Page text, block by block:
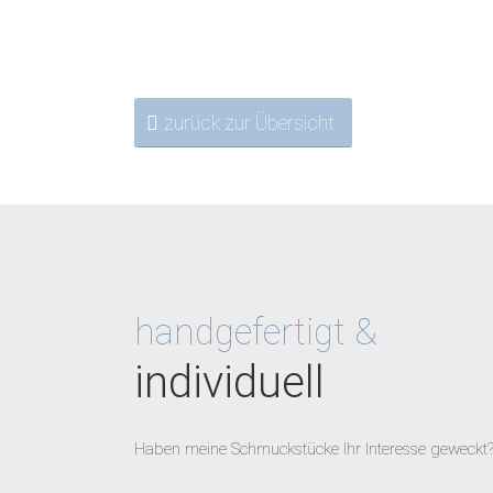
zurück zur Übersicht
handgefertigt &
individuell
Haben meine Schmuckstücke Ihr Interesse